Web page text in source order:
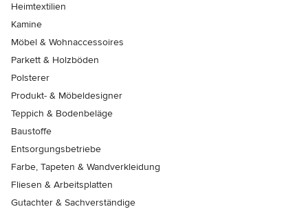
Heimtextilien
Kamine
Möbel & Wohnaccessoires
Parkett & Holzböden
Polsterer
Produkt- & Möbeldesigner
Teppich & Bodenbeläge
Baustoffe
Entsorgungsbetriebe
Farbe, Tapeten & Wandverkleidung
Fliesen & Arbeitsplatten
Gutachter & Sachverständige